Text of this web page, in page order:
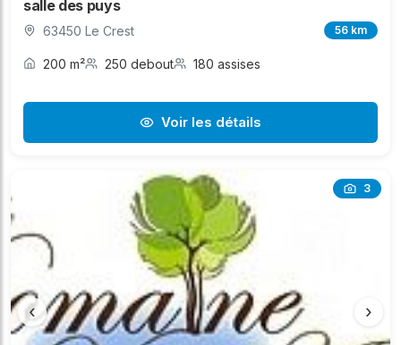
salle des puys
63450 Le Crest 56 km
200 m² 250 debout 180 assises
Voir les détails
3
‹ ›